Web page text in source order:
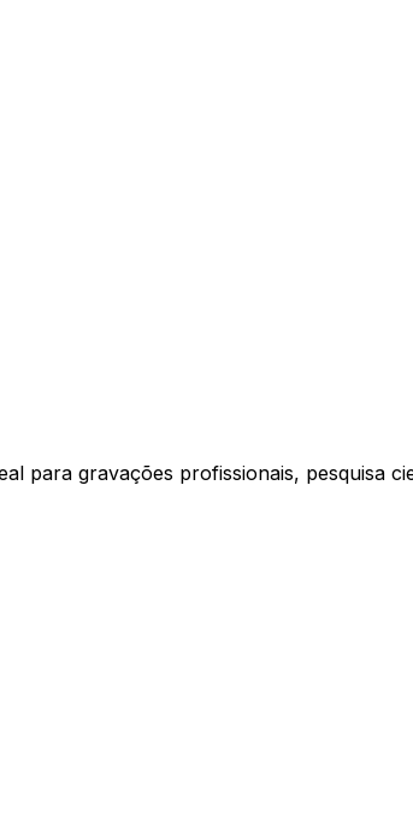
para gravações profissionais, pesquisa